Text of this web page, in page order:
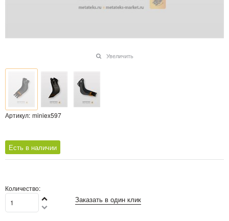
Увеличить
Артикул: miniex597
Есть в наличии
Количество:
Заказать в один клик